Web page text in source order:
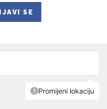
SE